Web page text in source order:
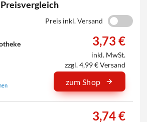
Preis inkl. Versand
3,73 €
inkl. MwSt.
zzgl. 4,99 € Versand
zum Shop
3,74 €